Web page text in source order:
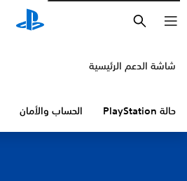
شاشة الدعم الرئيسية
حالة PlayStation الحساب والأمان